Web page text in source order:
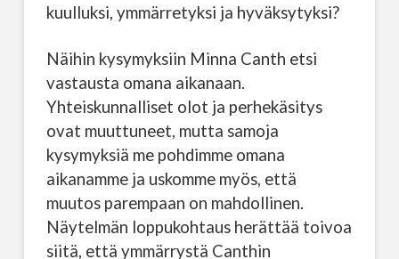
kuulluksi, ymmärretyksi ja hyväksytyksi?
Näihin kysymyksiin Minna Canth etsi
vastausta omana aikanaan.
Yhteiskunnalliset olot ja perhekäsitys
ovat muuttuneet, mutta samoja
kysymyksiä me pohdimme omana
aikanamme ja uskomme myös, että
muutos parempaan on mahdollinen.
Näytelmän loppukohtaus herättää toivoa
siitä, että ymmärrystä Canthin